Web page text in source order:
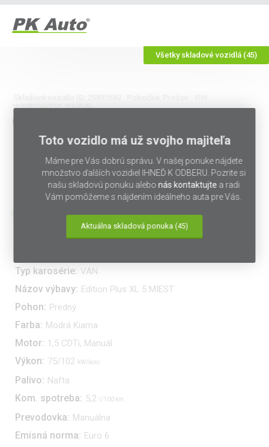
Všetky skladové vozidlá (45)
Toto vozidlo má už svojho majiteľa
Máme pre Vás dobrú správu. V našej ponuke nájdete
množstvo ďalších vozidiel IHNEĎ K ODBERU. Pozrite si
našu skladovú ponuku alebo nás kontaktujte a radi
Vám pomôžeme s nájdením ideálneho auta pre Vás.
Aktuálna skladová ponuka (45)
W0VEDYHT5SJ594546
OPEL
MANUÁL
Pôvodná cena: 31 390 € Zvýhodnenie: 5 700 €
Predajná cena:
25 690 €s DPH
Opel
Typ karosérie: VAN
Názov výbavy: Edition Plus XL 5 MIEST
Pohon: Predný
Farba: Modrá Kiama
Motor: 1,5 CDTi, Manuál
Výkon: 75/102 kW/koní
Palivo: Nafta
Kom. spotreba: 5,2 l/100 km
Prevodovka: Manuálna
Emisná norma: Euro 6